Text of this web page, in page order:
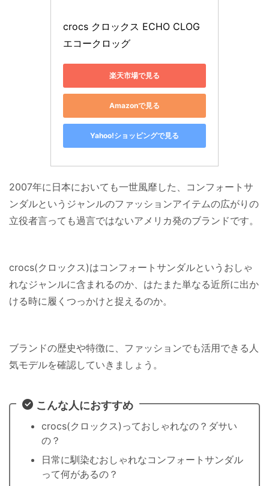
crocs クロックス ECHO CLOG
エコークロッグ
楽天市場で見る
Amazonで見る
Yahoo!ショッピングで見る
2007年に日本においても一世風靡した、コンフォートサ
ンダルというジャンルのファッションアイテムの広がりの
立役者言っても過言ではないアメリカ発のブランドです。
crocs(クロックス)はコンフォートサンダルというおしゃ
れなジャンルに含まれるのか、はたまた単なる近所に出か
ける時に履くつっかけと捉えるのか。
ブランドの歴史や特徴に、ファッションでも活用できる人
気モデルを確認していきましょう。
こんな人におすすめ
crocs(クロックス)っておしゃれなの？ダサい
の？
日常に馴染むおしゃれなコンフォートサンダル
って何があるの？